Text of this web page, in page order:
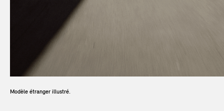
Modèle étranger illustré.